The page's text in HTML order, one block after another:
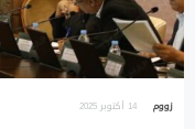
زووم 14 أكتوبر 2025